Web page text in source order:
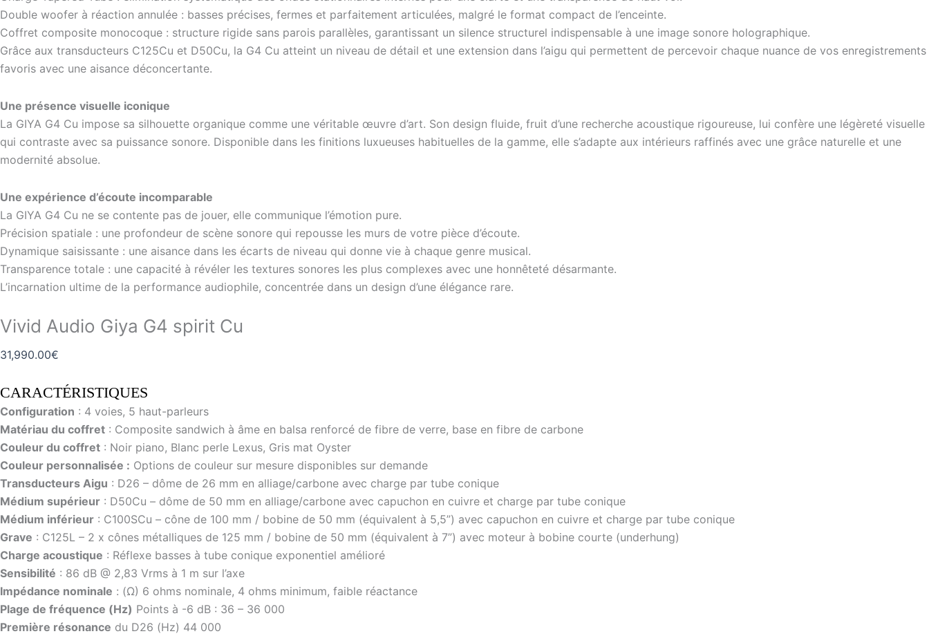
Double woofer à réaction annulée : basses précises, fermes et parfaitement articulées, malgré le format compact de l’enceinte.
Coffret composite monocoque : structure rigide sans parois parallèles, garantissant un silence structurel indispensable à une image sonore holographique.
Grâce aux transducteurs C125Cu et D50Cu, la G4 Cu atteint un niveau de détail et une extension dans l’aigu qui permettent de percevoir chaque nuance de vos enregistrements
favoris avec une aisance déconcertante.
Une présence visuelle iconique
La GIYA G4 Cu impose sa silhouette organique comme une véritable œuvre d’art. Son design fluide, fruit d’une recherche acoustique rigoureuse, lui confère une légèreté visuelle
qui contraste avec sa puissance sonore. Disponible dans les finitions luxueuses habituelles de la gamme, elle s’adapte aux intérieurs raffinés avec une grâce naturelle et une
modernité absolue.
Une expérience d’écoute incomparable
La GIYA G4 Cu ne se contente pas de jouer, elle communique l’émotion pure.
Précision spatiale : une profondeur de scène sonore qui repousse les murs de votre pièce d’écoute.
Dynamique saisissante : une aisance dans les écarts de niveau qui donne vie à chaque genre musical.
Transparence totale : une capacité à révéler les textures sonores les plus complexes avec une honnêteté désarmante.
L’incarnation ultime de la performance audiophile, concentrée dans un design d’une élégance rare.
Vivid Audio Giya G4 spirit Cu
31,990.00€
CARACTÉRISTIQUES
Configuration : 4 voies, 5 haut-parleurs
Matériau du coffret : Composite sandwich à âme en balsa renforcé de fibre de verre, base en fibre de carbone
Couleur du coffret : Noir piano, Blanc perle Lexus, Gris mat Oyster
Couleur personnalisée : Options de couleur sur mesure disponibles sur demande
Transducteurs Aigu : D26 – dôme de 26 mm en alliage/carbone avec charge par tube conique
Médium supérieur : D50Cu – dôme de 50 mm en alliage/carbone avec capuchon en cuivre et charge par tube conique
Médium inférieur : C100SCu – cône de 100 mm / bobine de 50 mm (équivalent à 5,5”) avec capuchon en cuivre et charge par tube conique
Grave : C125L – 2 x cônes métalliques de 125 mm / bobine de 50 mm (équivalent à 7”) avec moteur à bobine courte (underhung)
Charge acoustique : Réflexe basses à tube conique exponentiel amélioré
Sensibilité : 86 dB @ 2,83 Vrms à 1 m sur l’axe
Impédance nominale : (Ω) 6 ohms nominale, 4 ohms minimum, faible réactance
Plage de fréquence (Hz) Points à -6 dB : 36 – 36 000
Première résonance du D26 (Hz) 44 000